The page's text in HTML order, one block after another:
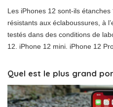
Les iPhones 12 sont-ils étanches
résistants aux éclaboussures, à
testés dans des conditions de
12. iPhone 12 mini. iPhone 12
Quel est le plus grand